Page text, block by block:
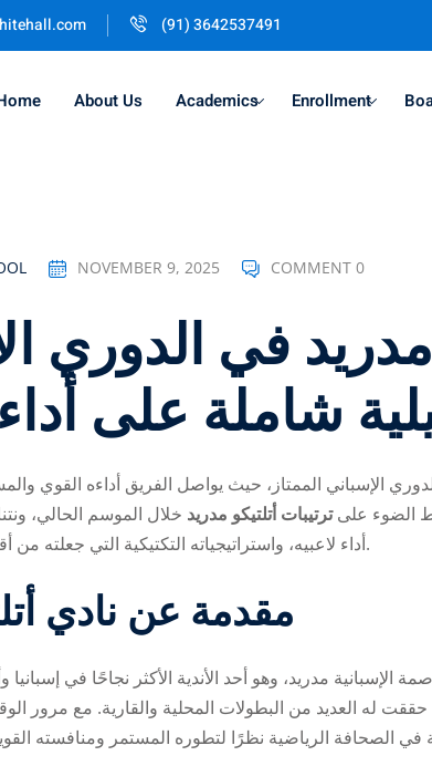
(91) 3642537491
About Us Academics Enrollment
NOVEMBER 9, 2025 COMMENT 0
مدريد في الدوري
شاملة على
الإسباني الممتاز، حيث يواصل الفريق أداءه القوي
الضوء علىترتيبات أتلتيكو مدريد خلال الموسم الحالي،
أداء لاعبيه، واستراتيجياته التكتيكية التي جعلته من أقوى المنافسين في الليغا.
مقدمة عن نادي
مدريد عام 1903 في العاصمة الإسبانية مدريد، وهو أحد الأندية الأكثر نجاحًا في
له العديد من البطولات المحلية والقارية. مع مرور
Don’t